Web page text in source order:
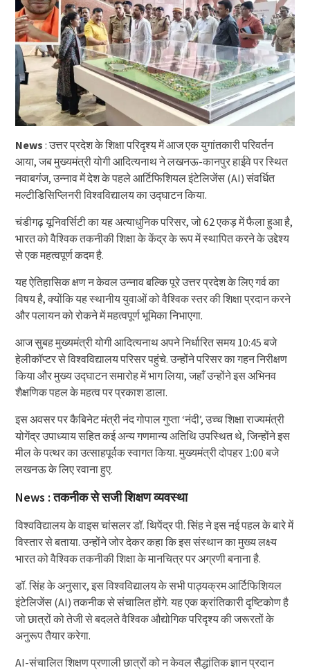
News : उत्तर प्रदेश के शिक्षा परिदृश्य में आज एक युगांतकारी परिवर्तन
आया, जब मुख्यमंत्री योगी आदित्यनाथ ने लखनऊ-कानपुर हाईवे पर स्थित
नवाबगंज, उन्नाव में देश के पहले आर्टिफिशियल इंटेलिजेंस (AI) संवर्धित
मल्टीडिसिप्लिनरी विश्वविद्यालय का उद्घाटन किया.
चंडीगढ़ यूनिवर्सिटी का यह अत्याधुनिक परिसर, जो 62 एकड़ में फैला हुआ है,
भारत को वैश्विक तकनीकी शिक्षा के केंद्र के रूप में स्थापित करने के उद्देश्य
से एक महत्वपूर्ण कदम है.
यह ऐतिहासिक क्षण न केवल उन्नाव बल्कि पूरे उत्तर प्रदेश के लिए गर्व का
विषय है, क्योंकि यह स्थानीय युवाओं को वैश्विक स्तर की शिक्षा प्रदान करने
और पलायन को रोकने में महत्वपूर्ण भूमिका निभाएगा.
आज सुबह मुख्यमंत्री योगी आदित्यनाथ अपने निर्धारित समय 10:45 बजे
हेलीकॉप्टर से विश्वविद्यालय परिसर पहुंचे. उन्होंने परिसर का गहन निरीक्षण
किया और मुख्य उद्घाटन समारोह में भाग लिया, जहाँ उन्होंने इस अभिनव
शैक्षणिक पहल के महत्व पर प्रकाश डाला.
इस अवसर पर कैबिनेट मंत्री नंद गोपाल गुप्ता ‘नंदी’, उच्च शिक्षा राज्यमंत्री
योगेंद्र उपाध्याय सहित कई अन्य गणमान्य अतिथि उपस्थित थे, जिन्होंने इस
मील के पत्थर का उत्साहपूर्वक स्वागत किया. मुख्यमंत्री दोपहर 1:00 बजे
लखनऊ के लिए रवाना हुए.
News : तकनीक से सजी शिक्षण व्यवस्था
विश्वविद्यालय के वाइस चांसलर डॉ. थिपेंद्र पी. सिंह ने इस नई पहल के बारे में
विस्तार से बताया. उन्होंने जोर देकर कहा कि इस संस्थान का मुख्य लक्ष्य
भारत को वैश्विक तकनीकी शिक्षा के मानचित्र पर अग्रणी बनाना है.
डॉ. सिंह के अनुसार, इस विश्वविद्यालय के सभी पाठ्यक्रम आर्टिफिशियल
इंटेलिजेंस (AI) तकनीक से संचालित होंगे. यह एक क्रांतिकारी दृष्टिकोण है
जो छात्रों को तेजी से बदलते वैश्विक औद्योगिक परिदृश्य की जरूरतों के
अनुरूप तैयार करेगा.
AI-संचालित शिक्षण प्रणाली छात्रों को न केवल सैद्धांतिक ज्ञान प्रदान